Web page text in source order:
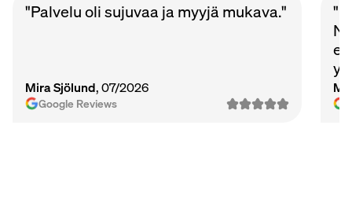
"Palvelu oli sujuvaa ja myyjä mukava."
Mira Sjölund, 07/2026
Google Reviews